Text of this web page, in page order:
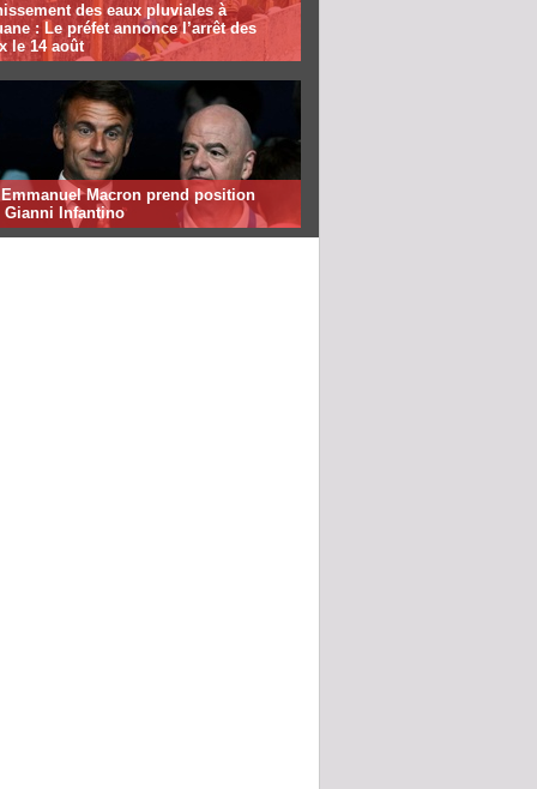
des eaux pluviales à
: Le préfet annonce l’arrêt des
le 14 août
Emmanuel Macron prend position
Gianni Infantino